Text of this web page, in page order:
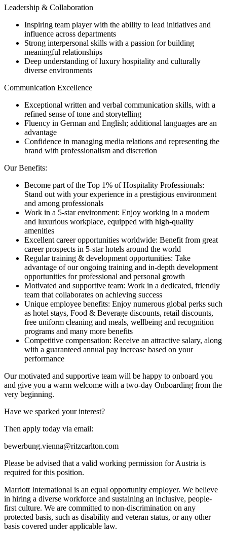
Leadership & Collaboration
Inspiring team player with the ability to lead initiatives and
influence across departments
Strong interpersonal skills with a passion for building
meaningful relationships
Deep understanding of luxury hospitality and culturally
diverse environments
Communication Excellence
Exceptional written and verbal communication skills, with a
refined sense of tone and storytelling
Fluency in German and English; additional languages are an
advantage
Confidence in managing media relations and representing the
brand with professionalism and discretion
Our Benefits:
Become part of the Top 1% of Hospitality Professionals:
Stand out with your experience in a prestigious environment
and among professionals
Work in a 5-star environment: Enjoy working in a modern
and luxurious workplace, equipped with high-quality
amenities
Excellent career opportunities worldwide: Benefit from great
career prospects in 5-star hotels around the world
Regular training & development opportunities: Take
advantage of our ongoing training and in-depth development
opportunities for professional and personal growth
Motivated and supportive team: Work in a dedicated, friendly
team that collaborates on achieving success
Unique employee benefits: Enjoy numerous global perks such
as hotel stays, Food & Beverage discounts, retail discounts,
free uniform cleaning and meals, wellbeing and recognition
programs and many more benefits
Competitive compensation: Receive an attractive salary, along
with a guaranteed annual pay increase based on your
performance
Our motivated and supportive team will be happy to onboard you
and give you a warm welcome with a two-day Onboarding from the
very beginning.
Have we sparked your interest?
Then apply today via email:
bewerbung.vienna@ritzcarlton.com
Please be advised that a valid working permission for Austria is
required for this position.
Marriott International is an equal opportunity employer. We believe
in hiring a diverse workforce and sustaining an inclusive, people-
first culture. We are committed to non-discrimination on any
protected basis, such as disability and veteran status, or any other
basis covered under applicable law.